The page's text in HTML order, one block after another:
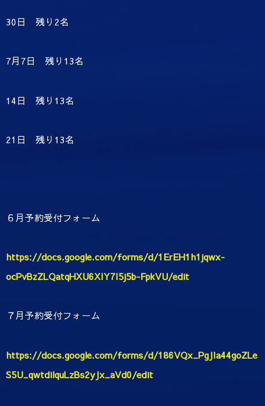
30日 残り2名
7月7日 残り13名
14日 残り13名
21日 残り13名
６月予約受付フォーム
https://docs.google.com/forms/d/1ErEH1h1jqwx-
ocPvBzZLQatqHXU6XIY7I5j5b-FpkVU/edit
７月予約受付フォーム
https://docs.google.com/forms/d/186VQx_PgJIa44goZLe
S5U_qwtdilquLzBs2yJx_aVd0/edit